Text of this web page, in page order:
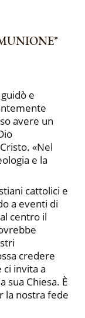
*
e
avere un
«Nel
e la
cattolici e
a eventi di
centro il
credere
ci invita a
sua Chiesa. È
la nostra fede